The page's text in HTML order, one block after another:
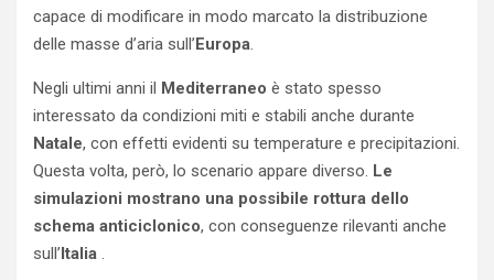
capace di modificare in modo marcato la distribuzione
delle masse d’aria sull’Europa.
Negli ultimi anni il Mediterraneo è stato spesso
interessato da condizioni miti e stabili anche durante
Natale, con effetti evidenti su temperature e precipitazioni.
Questa volta, però, lo scenario appare diverso. Le
simulazioni mostrano una possibile rottura dello
schema anticiclonico, con conseguenze rilevanti anche
sull’Italia .